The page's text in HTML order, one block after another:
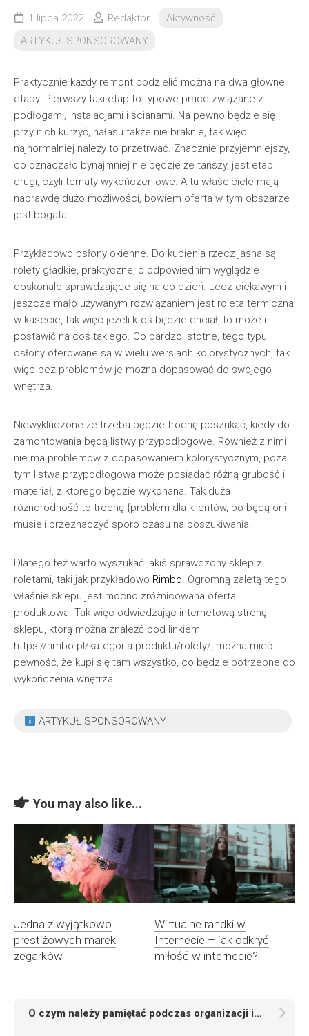
1 lipca 2022 Redaktor
Aktywność
ARTYKUŁ SPONSOROWANY
Praktycznie każdy remont podzielić można na dwa główne
etapy. Pierwszy taki etap to typowe prace związane z
podłogami, instalacjami i ścianami. Na pewno będzie się
przy nich kurzyć, hałasu także nie braknie, tak więc
najnormalniej należy to przetrwać. Znacznie przyjemniejszy,
co oznaczało bynajmniej nie będzie że tańszy, jest etap
drugi, czyli tematy wykończeniowe. A tu właściciele mają
naprawdę dużo możliwości, bowiem oferta w tym obszarze
jest bogata.
Przykładowo osłony okienne. Do kupienia rzecz jasna są
rolety gładkie, praktyczne, o odpowiednim wyglądzie i
doskonale sprawdzające się na co dzień. Lecz ciekawym i
jeszcze mało używanym rozwiązaniem jest roleta termiczna
w kasecie, tak więc jeżeli ktoś będzie chciał, to może i
postawić na coś takiego. Co bardzo istotne, tego typu
osłony oferowane są w wielu wersjach kolorystycznych, tak
więc bez problemów je można dopasować do swojego
wnętrza.
Niewykluczone że trzeba będzie trochę poszukać, kiedy do
zamontowania będą listwy przypodłogowe. Również z nimi
nie ma problemów z dopasowaniem kolorystycznym, poza
tym listwa przypodłogowa może posiadać różną grubość i
materiał, z którego będzie wykonana. Tak duża
różnorodność to trochę {problem dla klientów, bo będą oni
musieli przeznaczyć sporo czasu na poszukiwania.
Dlatego też warto wyszukać jakiś sprawdzony sklep z
roletami, taki jak przykładowo Rimbo. Ogromną zaletą tego
właśnie sklepu jest mocno zróżnicowana oferta
produktowa. Tak więc odwiedzając internetową stronę
sklepu, którą można znaleźć pod linkiem
https://rimbo.pl/kategoria-produktu/rolety/, można mieć
pewność, że kupi się tam wszystko, co będzie potrzebne do
wykończenia wnętrza.
ARTYKUŁ SPONSOROWANY
You may also like...
Jedna z wyjątkowo
prestiżowych marek
zegarków
Wirtualne randki w
Internecie – jak odkryć
miłość w internecie?
O czym należy pamiętać podczas organizacji imprezy okolicznościowej